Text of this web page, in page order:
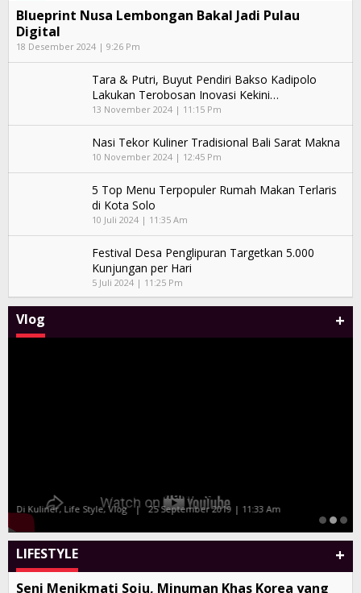
Blueprint Nusa Lembongan Bakal Jadi Pulau
Digital
18 Desember 2024 | 9:26 Pm
Tara & Putri, Buyut Pendiri Bakso Kadipolo
Lakukan Terobosan Inovasi Kekini…
13 November 2024 | 11:15 Pm
Nasi Tekor Kuliner Tradisional Bali Sarat Makna
10 November 2024 | 12:45 Pm
5 Top Menu Terpopuler Rumah Makan Terlaris
di Kota Solo
10 Juli 2024 | 11:35 Am
Festival Desa Penglipuran Targetkan 5.000
Kunjungan per Hari
5 Juli 2024 | 11:25 Pm
Vlog +
Tony Q dan Album Kompilasi Bali Sand
Di Seni, Vlog | 27 Juli 2019 | 10:38 Am
LIFESTYLE +
Seni Menikmati Soju, Minuman Khas Korea yang